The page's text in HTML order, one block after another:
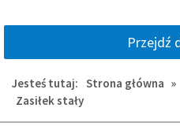
Przejdź
Jesteś tutaj: Strona główna »
Zasiłek stały